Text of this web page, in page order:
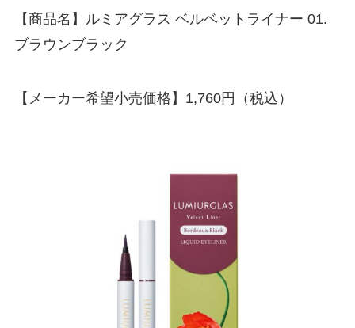
【商品名】ルミアグラス ベルベットライナー 01.
ブラウンブラック
【メーカー希望小売価格】1,760円（税込）